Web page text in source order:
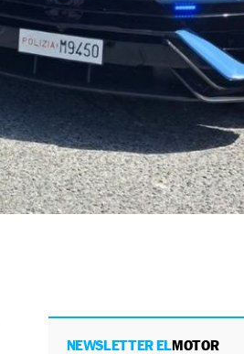
NEWSLETTER ELMOTOR